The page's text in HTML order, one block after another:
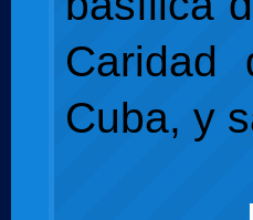
Caridad
Cuba, y